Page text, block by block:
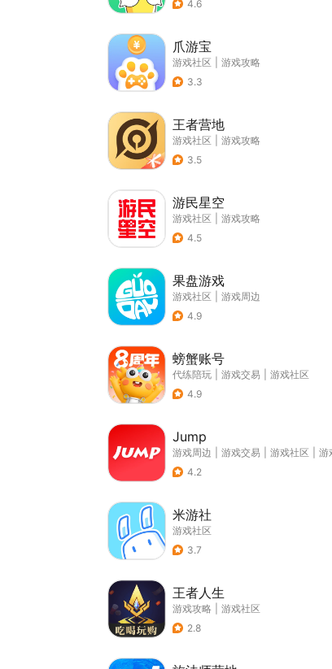
4.6
爪游宝
游戏社区
游戏攻略
3.3
王者营地
游戏社区
游戏攻略
3.5
游民星空
游戏社区
游戏攻略
4.5
果盘游戏
游戏社区
游戏周边
4.9
螃蟹账号
代练陪玩 游戏交易
游戏社区
4.9
Jump
游戏周边 游戏交易 游戏社区
游
4.2
米游社
游戏社区
3.7
王者人生
游戏攻略
游戏社区
2.8